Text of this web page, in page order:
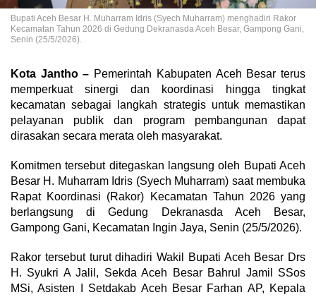
Bupati Aceh Besar H. Muharram Idris (Syech Muharram) menghadiri Rakor
Kecamatan Tahun 2026 di Gedung Dekranasda Aceh Besar, Gampong Gani,
Senin (25/5/2026).
Kota Jantho – Pemerintah Kabupaten Aceh Besar terus
memperkuat sinergi dan koordinasi hingga tingkat
kecamatan sebagai langkah strategis untuk memastikan
pelayanan publik dan program pembangunan dapat
dirasakan secara merata oleh masyarakat.
Komitmen tersebut ditegaskan langsung oleh Bupati Aceh
Besar H. Muharram Idris (Syech Muharram) saat membuka
Rapat Koordinasi (Rakor) Kecamatan Tahun 2026 yang
berlangsung di Gedung Dekranasda Aceh Besar,
Gampong Gani, Kecamatan Ingin Jaya, Senin (25/5/2026).
Rakor tersebut turut dihadiri Wakil Bupati Aceh Besar Drs
H. Syukri A Jalil, Sekda Aceh Besar Bahrul Jamil SSos
MSi, Asisten I Setdakab Aceh Besar Farhan AP, Kepala